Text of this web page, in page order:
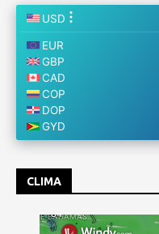
CLIMA